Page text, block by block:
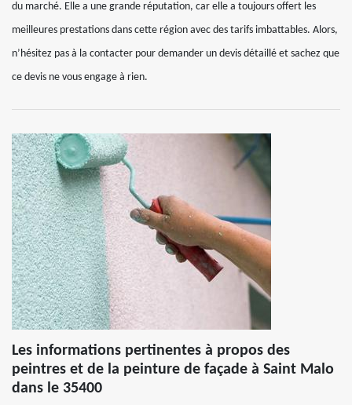
du marché. Elle a une grande réputation, car elle a toujours offert les
meilleures prestations dans cette région avec des tarifs imbattables. Alors,
n’hésitez pas à la contacter pour demander un devis détaillé et sachez que
ce devis ne vous engage à rien.
Les informations pertinentes à propos des
peintres et de la peinture de façade à Saint Malo
dans le 35400